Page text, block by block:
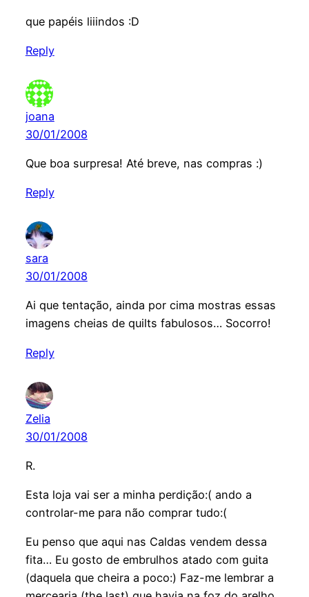
que papéis liiindos :D
Reply
joana
30/01/2008
Que boa surpresa! Até breve, nas compras :)
Reply
sara
30/01/2008
Ai que tentação, ainda por cima mostras essas
imagens cheias de quilts fabulosos… Socorro!
Reply
Zelia
30/01/2008
R.
Esta loja vai ser a minha perdição:( ando a
controlar-me para não comprar tudo:(
Eu penso que aqui nas Caldas vendem dessa
fita… Eu gosto de embrulhos atado com guita
(daquela que cheira a poco:) Faz-me lembrar a